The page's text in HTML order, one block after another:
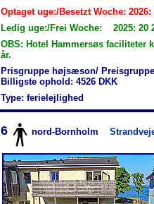
Optaget uge:/Besetzt Woche: 2026:
Ledig uge:/Frei Woche: 2025: 20
OBS: Hotel Hammersøs faciliteter
år.
Prisgruppe højsæson/ Preisgruppe
Billigste ophold: 4526 DKK
Type: ferielejlighed
6 nord-Bornholm